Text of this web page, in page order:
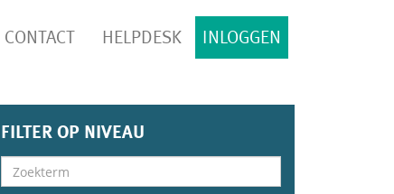
INLOGGEN
CONTACT HELPDESK
FILTER OP NIVEAU